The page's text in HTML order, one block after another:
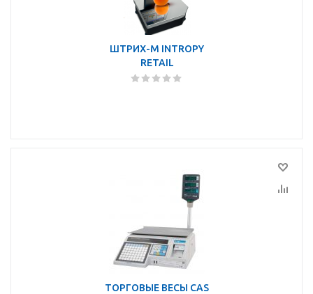
ШТРИХ-М INTROPY
RETAIL
ТОРГОВЫЕ ВЕСЫ CAS